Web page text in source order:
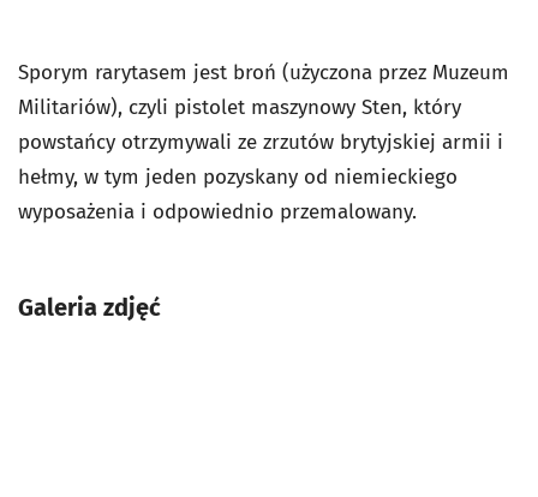
Sporym rarytasem jest broń (użyczona przez Muzeum
Militariów), czyli pistolet maszynowy Sten, który
powstańcy otrzymywali ze zrzutów brytyjskiej armii i
hełmy, w tym jeden pozyskany od niemieckiego
wyposażenia i odpowiednio przemalowany.
Galeria zdjęć